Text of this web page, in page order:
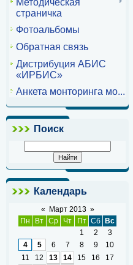
страничка
Фотоальбомы
Обратная связь
Дистрибуция АБИС
«ИРБИС»
Анкета монторинга мо...
Поиск
Календарь
« Март 2013 »
Пн
Вт Ср Чт Пт Сб Вс
1
2
3
4
5 6 7 8 9
10
11
12 13 14 15 16
17